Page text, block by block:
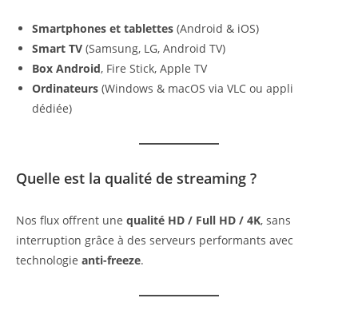
Smartphones et tablettes (Android & iOS)
Smart TV (Samsung, LG, Android TV)
Box Android, Fire Stick, Apple TV
Ordinateurs (Windows & macOS via VLC ou appli
dédiée)
Quelle est la qualité de streaming ?
Nos flux offrent une qualité HD / Full HD / 4K, sans
interruption grâce à des serveurs performants avec
technologie anti-freeze.